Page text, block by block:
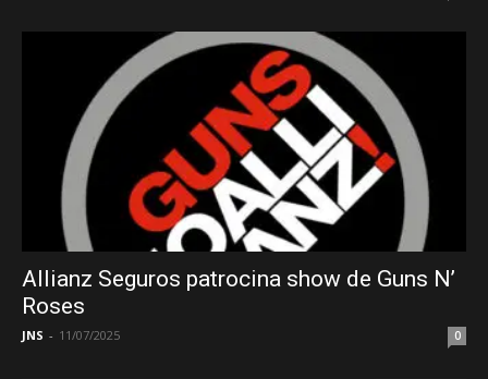
Allianz Seguros patrocina show de Guns N’
Roses
JNS - 11/07/2025 0